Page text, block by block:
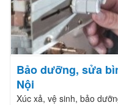
Bảo dưỡng, sửa
Nội
Xúc xả, vệ sinh, bảo